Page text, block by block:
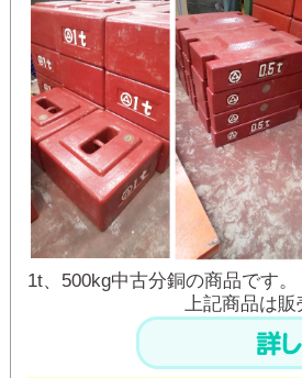
1t、500kg中古分銅の商品です。
上記商品は販